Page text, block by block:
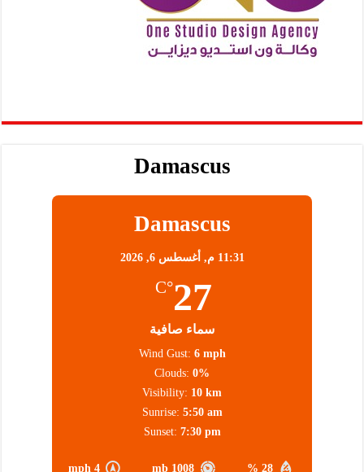
Damascus
Damascus
11:31 م, أغسطس 6, 2026
27
°C
سماء صافية
28 %
1008 mb
4 mph
Wind Gust: 6 mph
Clouds: 0%
Visibility: 10 km
Sunrise: 5:50 am
Sunset: 7:30 pm